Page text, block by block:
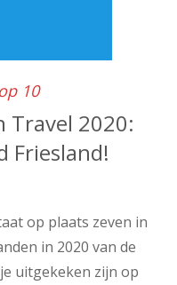
10
Travel 2020:
Friesland!
op plaats zeven in
in 2020 van de
uitgekeken zijn op